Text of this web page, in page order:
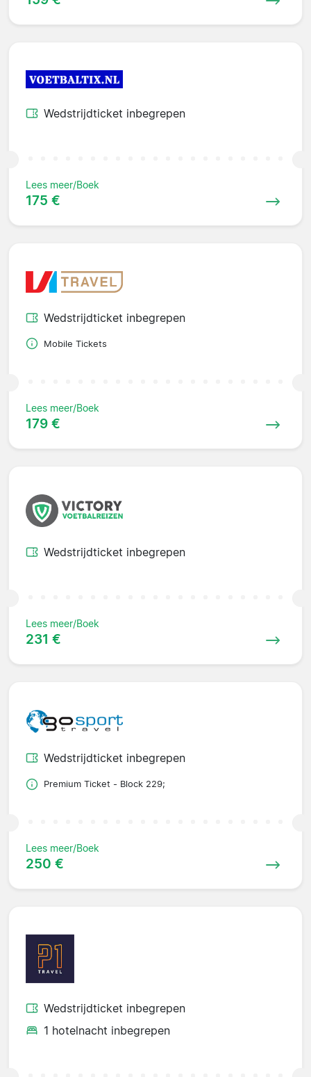
Wedstrijdticket inbegrepen
Lees meer/Boek
175 €
Wedstrijdticket inbegrepen
Mobile Tickets
Lees meer/Boek
179 €
Wedstrijdticket inbegrepen
Lees meer/Boek
231 €
Wedstrijdticket inbegrepen
Premium Ticket - Block 229;
Lees meer/Boek
250 €
Wedstrijdticket inbegrepen
1 hotelnacht inbegrepen